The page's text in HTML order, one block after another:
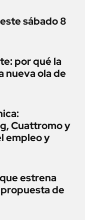
sábado 8
por qué la
nueva ola de
Cuattromo y
empleo y
estrena
de